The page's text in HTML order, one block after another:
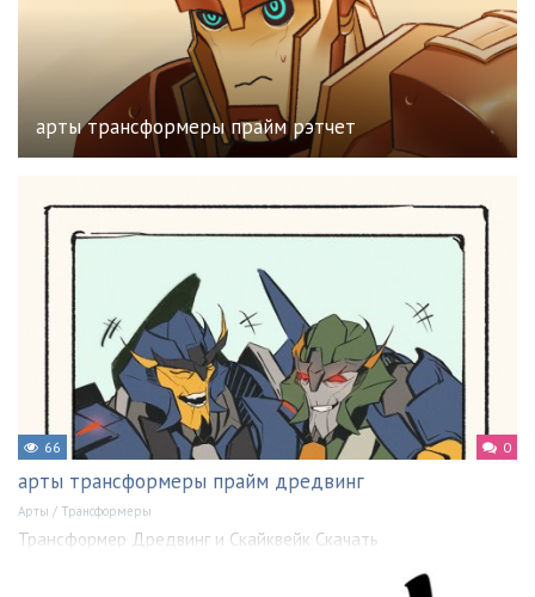
арты трансформеры прайм рэтчет
66 0
арты трансформеры прайм дредвинг
Арты / Трансформеры
Трансформер Дредвинг и Скайквейк Скачать